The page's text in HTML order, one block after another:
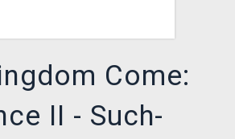
Come:
II - Such-